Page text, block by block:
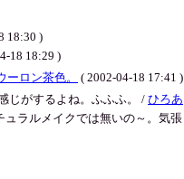
18:30 )
18 18:29 )
ーロン茶色。
( 2002-04-18 17:41 )
じがするよね。ふふふ。 / ひろあ
ラルメイクでは無いの～。気張